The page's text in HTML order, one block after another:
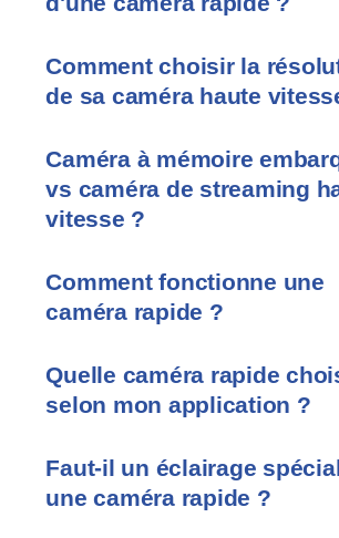
Comment choisir la
de sa caméra haute
Caméra à mémoire
vs caméra de streaming
vitesse ?
Comment fonctionne une
caméra rapide ?
Quelle caméra rapide
selon mon application ?
Faut-il un éclairage
une caméra rapide ?